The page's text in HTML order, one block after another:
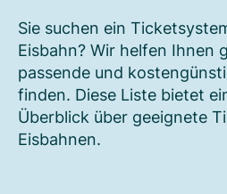
Sie suchen ein
Eisbahn? Wir helfen Ihnen
passende und
finden. Diese Liste bietet
Überblick über geeignete
Eisbahnen.